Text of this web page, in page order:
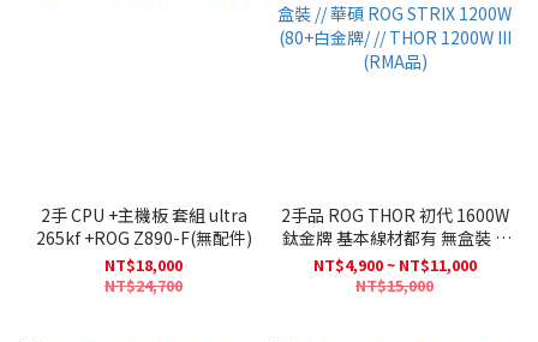
2手 CPU +主機板 套組 ultra
265kf +ROG Z890-F(無配件)
NT$18,000
NT$24,700
2手品 ROG THOR 初代 1600W
鈦金牌 基本線材都有 無盒裝 //
華碩 ROG STRIX 1200W (80+白
NT$4,900 ~ NT$11,000
NT$15,000